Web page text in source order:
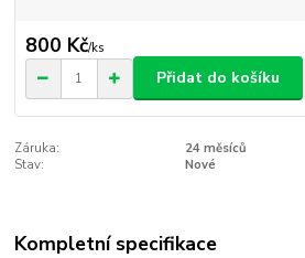
800 Kč/ks
Přidat do košíku
Záruka:
24 měsíců
Stav:
Nové
Kompletní specifikace